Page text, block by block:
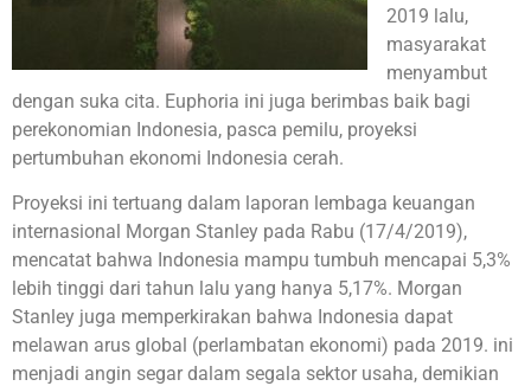
2019 lalu,
masyarakat
menyambut
dengan suka cita. Euphoria ini juga berimbas baik bagi
perekonomian Indonesia, pasca pemilu, proyeksi
pertumbuhan ekonomi Indonesia cerah.
Proyeksi ini tertuang dalam laporan lembaga keuangan
internasional Morgan Stanley pada Rabu (17/4/2019),
mencatat bahwa Indonesia mampu tumbuh mencapai 5,3%
lebih tinggi dari tahun lalu yang hanya 5,17%. Morgan
Stanley juga memperkirakan bahwa Indonesia dapat
melawan arus global (perlambatan ekonomi) pada 2019. ini
menjadi angin segar dalam segala sektor usaha, demikian